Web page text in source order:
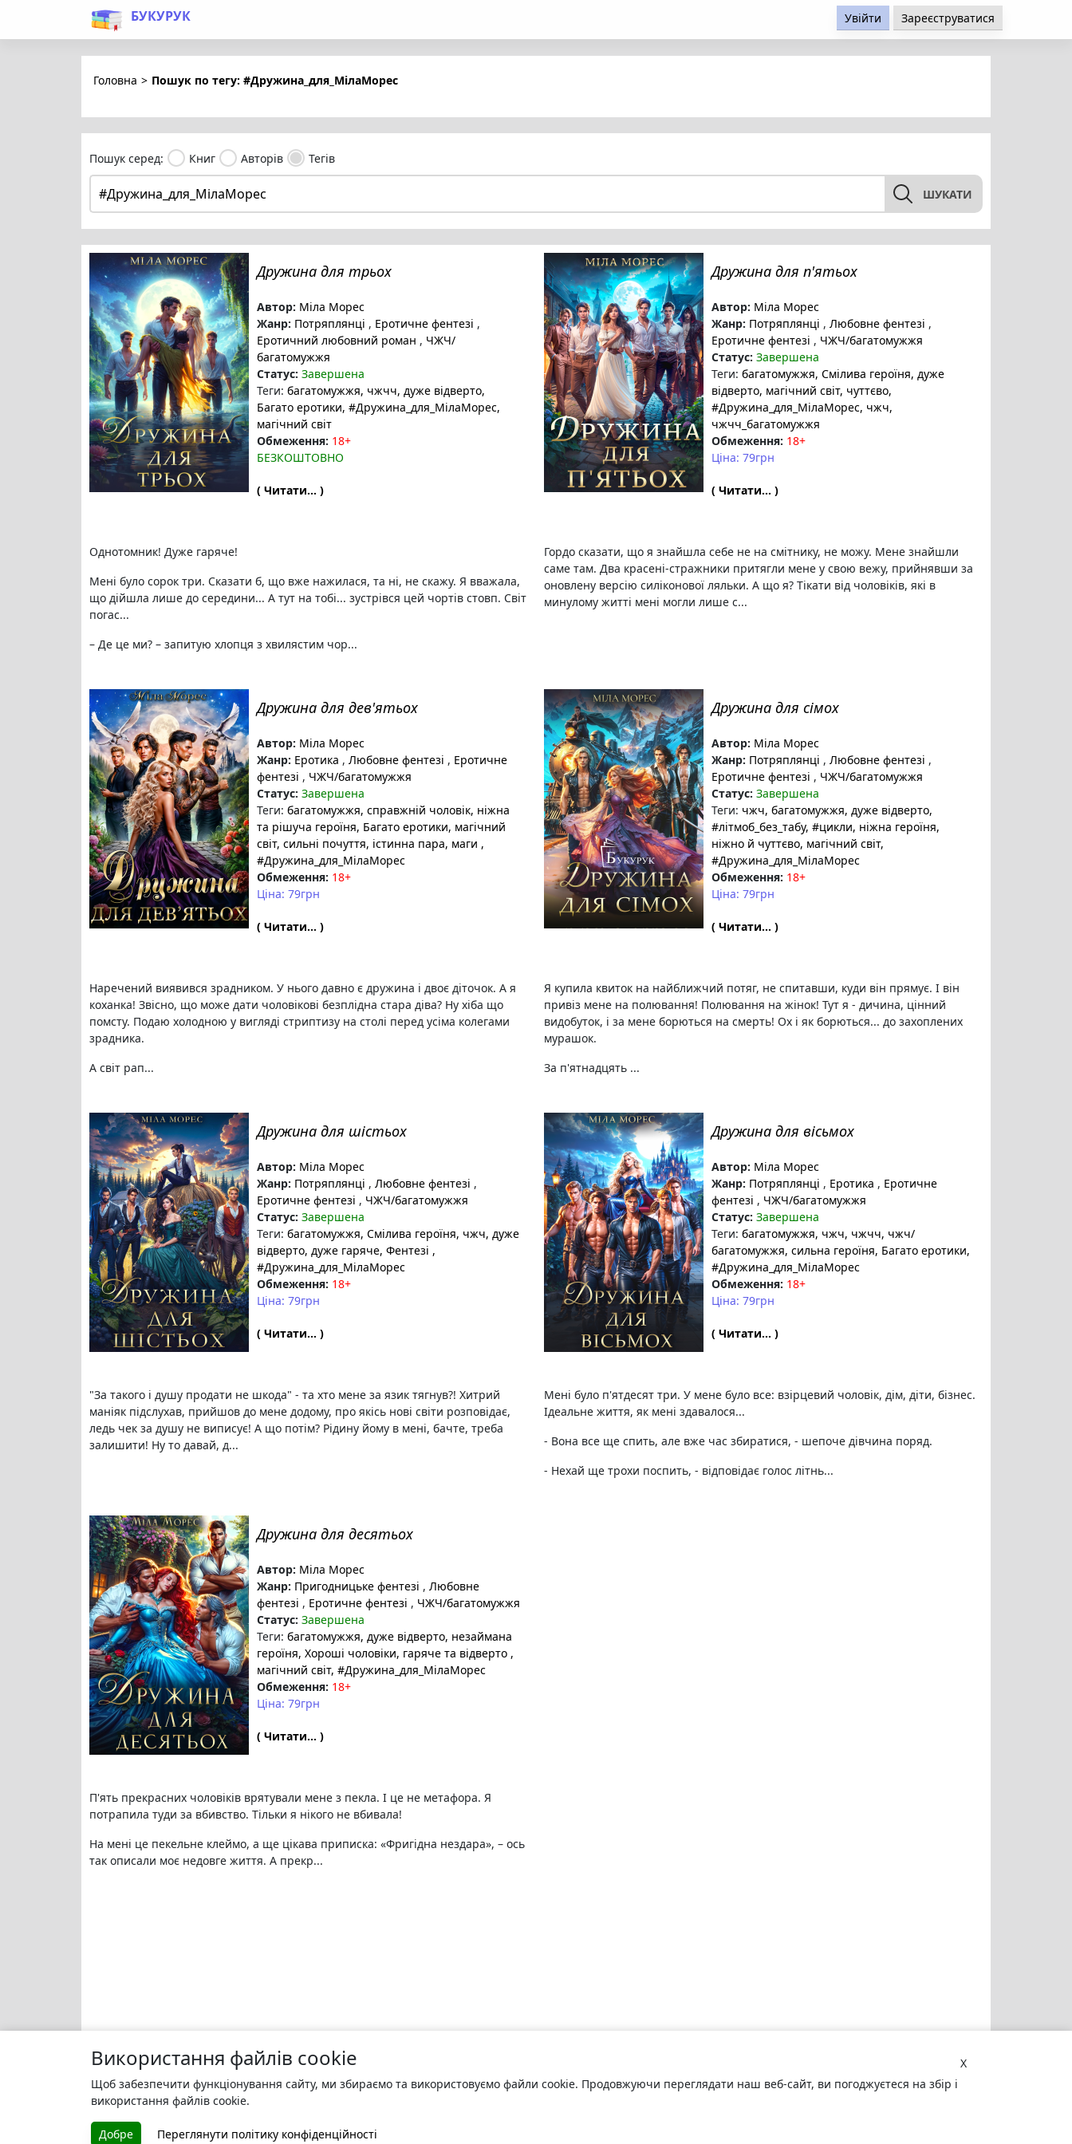
БУКУРУК Увійти Зареєструватися
Головна > Пошук по тегу: #Дружина_для_МілаМорес
Пошук серед: Книг Авторів Тегів
ШУКАТИ
Дружина для трьох
Автор: Міла Морес
Жанр: Потряплянці , Еротичне фентезі ,
Еротичний любовний роман , ЧЖЧ/
багатомужжя
Статус: Завершена
Теги: багатомужжя, чжчч, дуже відверто,
Багато еротики, #Дружина_для_МілаМорес,
магічний світ
Обмеження: 18+
БЕЗКОШТОВНО
( Читати... )
Однотомник! Дуже гаряче!
Мені було сорок три. Сказати б, що вже нажилася, та ні, не скажу. Я вважала,
що дійшла лише до середини... А тут на тобі... зустрівся цей чортів стовп. Світ
погас...
– Де це ми? – запитую хлопця з хвилястим чор...
Дружина для п'ятьох
Автор: Міла Морес
Жанр: Потряплянці , Любовне фентезі ,
Еротичне фентезі , ЧЖЧ/багатомужжя
Статус: Завершена
Теги: багатомужжя, Смілива героїня, дуже
відверто, магічний світ, чуттєво,
#Дружина_для_МілаМорес, чжч,
чжчч_багатомужжя
Обмеження: 18+
Ціна: 79грн
( Читати... )
Гордо сказати, що я знайшла себе не на смітнику, не можу. Мене знайшли
саме там. Два красені-стражники притягли мене у свою вежу, прийнявши за
оновлену версію силіконової ляльки. А що я? Тікати від чоловіків, які в
минулому житті мені могли лише с...
Дружина для дев'ятьох
Автор: Міла Морес
Жанр: Еротика , Любовне фентезі , Еротичне
фентезі , ЧЖЧ/багатомужжя
Статус: Завершена
Теги: багатомужжя, справжній чоловік, ніжна
та рішуча героїня, Багато еротики, магічний
світ, сильні почуття, істинна пара, маги ,
#Дружина_для_МілаМорес
Обмеження: 18+
Ціна: 79грн
( Читати... )
Наречений виявився зрадником. У нього давно є дружина і двоє діточок. А я
коханка! Звісно, що може дати чоловікові безплідна стара діва? Ну хіба що
помсту. Подаю холодною у вигляді стриптизу на столі перед усіма колегами
зрадника.
А світ рап...
Дружина для сімох
Автор: Міла Морес
Жанр: Потряплянці , Любовне фентезі ,
Еротичне фентезі , ЧЖЧ/багатомужжя
Статус: Завершена
Теги: чжч, багатомужжя, дуже відверто,
#літмоб_без_табу, #цикли, ніжна героїня,
ніжно й чуттєво, магічний світ,
#Дружина_для_МілаМорес
Обмеження: 18+
Ціна: 79грн
( Читати... )
Я купила квиток на найближчий потяг, не спитавши, куди він прямує. І він
привіз мене на полювання! Полювання на жінок! Тут я - дичина, цінний
видобуток, і за мене борються на смерть! Ох і як борються... до захоплених
мурашок.
За п'ятнадцять ...
Дружина для шістьох
Автор: Міла Морес
Жанр: Потряплянці , Любовне фентезі ,
Еротичне фентезі , ЧЖЧ/багатомужжя
Статус: Завершена
Теги: багатомужжя, Смілива героїня, чжч, дуже
відверто, дуже гаряче, Фентезі ,
#Дружина_для_МілаМорес
Обмеження: 18+
Ціна: 79грн
( Читати... )
"За такого і душу продати не шкода" - та хто мене за язик тягнув?! Хитрий
маніяк підслухав, прийшов до мене додому, про якісь нові світи розповідає,
ледь чек за душу не виписує! А що потім? Рідину йому в мені, бачте, треба
залишити! Ну то давай, д...
Дружина для вісьмох
Автор: Міла Морес
Жанр: Потряплянці , Еротика , Еротичне
фентезі , ЧЖЧ/багатомужжя
Статус: Завершена
Теги: багатомужжя, чжч, чжчч, чжч/
багатомужжя, сильна героїня, Багато еротики,
#Дружина_для_МілаМорес
Обмеження: 18+
Ціна: 79грн
( Читати... )
Мені було п'ятдесят три. У мене було все: взірцевий чоловік, дім, діти, бізнес.
Ідеальне життя, як мені здавалося...
- Вона все ще спить, але вже час збиратися, - шепоче дівчина поряд.
- Нехай ще трохи поспить, - відповідає голос літнь...
Дружина для десятьох
Автор: Міла Морес
Жанр: Пригодницьке фентезі , Любовне
фентезі , Еротичне фентезі , ЧЖЧ/багатомужжя
Статус: Завершена
Теги: багатомужжя, дуже відверто, незаймана
героїня, Хороші чоловіки, гаряче та відверто ,
магічний світ, #Дружина_для_МілаМорес
Обмеження: 18+
Ціна: 79грн
( Читати... )
П'ять прекрасних чоловіків врятували мене з пекла. І це не метафора. Я
потрапила туди за вбивство. Тільки я нікого не вбивала!
На мені це пекельне клеймо, а ще цікава приписка: «Фригідна нездара», – ось
так описали моє недовге життя. А прекр...
X
Використання файлів cookie
Щоб забезпечити функціонування сайту, ми збираємо та використовуємо файли cookie. Продовжуючи переглядати наш веб-сайт, ви погоджуєтеся на збір і
використання файлів cookie.
Добре Переглянути політику конфіденційності